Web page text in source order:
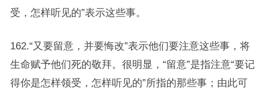
受，怎样听见的”表示这些事。
162.“又要留意，并要悔改”表示他们要注意这些事，将
生命赋予他们死的敬拜。很明显，“留意”是指注意“要记
得你是怎样领受，怎样听见的”所指的那些事；由此可